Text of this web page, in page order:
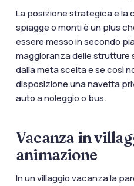
La posizione strategica e la
spiagge o monti è un plus
essere messo in secondo
maggioranza delle strutture
dalla meta scelta e se così
disposizione una navetta
auto a noleggio o bus.
Vacanza in
animazione
In un villaggio vacanza la